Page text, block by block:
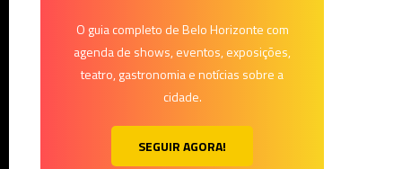
O guia completo de Belo Horizonte com
agenda de shows, eventos, exposições,
teatro, gastronomia e notícias sobre a
cidade.
SEGUIR AGORA!